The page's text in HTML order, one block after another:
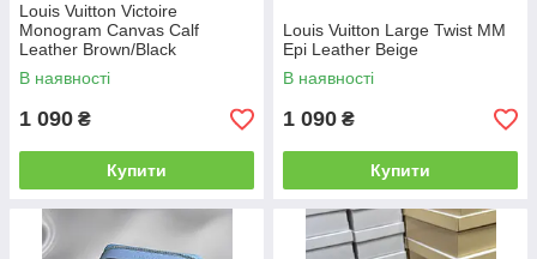
Louis Vuitton Victoire
Monogram Canvas Calf
Leather Brown/Black
В наявності
1 090 ₴
Купити
Louis Vuitton Large Twist MM
Epi Leather Beige
В наявності
1 090 ₴
Купити